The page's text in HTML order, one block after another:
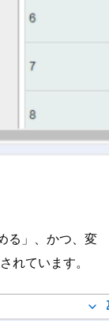
る」、かつ、変
れています。